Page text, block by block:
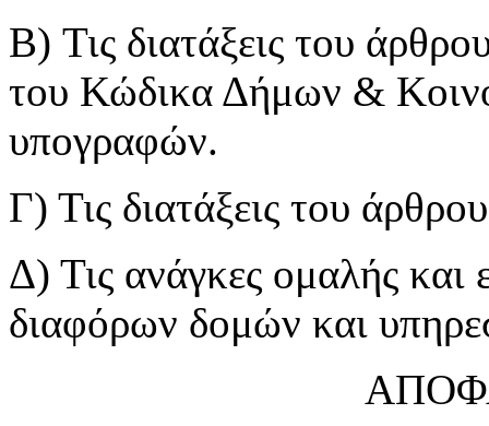
B) Τις διατάξεις του
του Κώδικα Δήμων &
υπογραφών.
Γ) Τις διατάξεις του
Δ) Τις ανάγκες ομαλής και
διαφόρων δομών και